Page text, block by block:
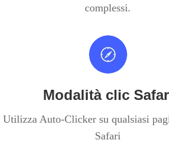
complessi.
Modalità clic
Utilizza Auto-Clicker su qualsiasi
Safari